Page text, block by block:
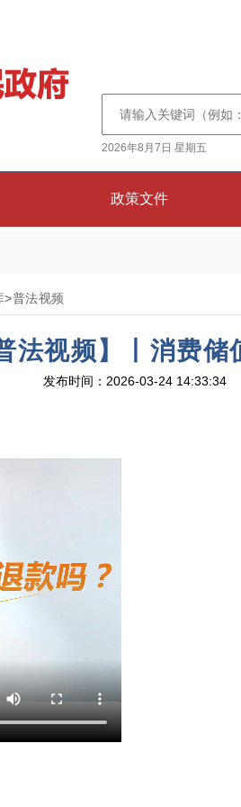
2026年8月7日 星期五
政策文件
>普法视频
法视频】丨消费
发布时间：2026-03-24